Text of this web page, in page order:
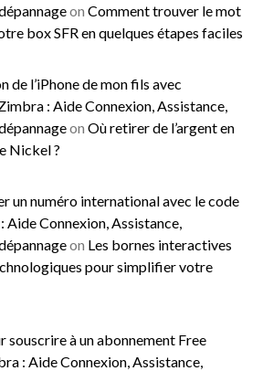
on Comment trouver le mot
box SFR en quelques étapes faciles
de l’iPhone de mon fils avec
: Aide Connexion, Assistance,
on Où retirer de l’argent en
Nickel ?
un numéro international avec le code
Aide Connexion, Assistance,
on Les bornes interactives
pour simplifier votre
souscrire à un abonnement Free
: Aide Connexion, Assistance,